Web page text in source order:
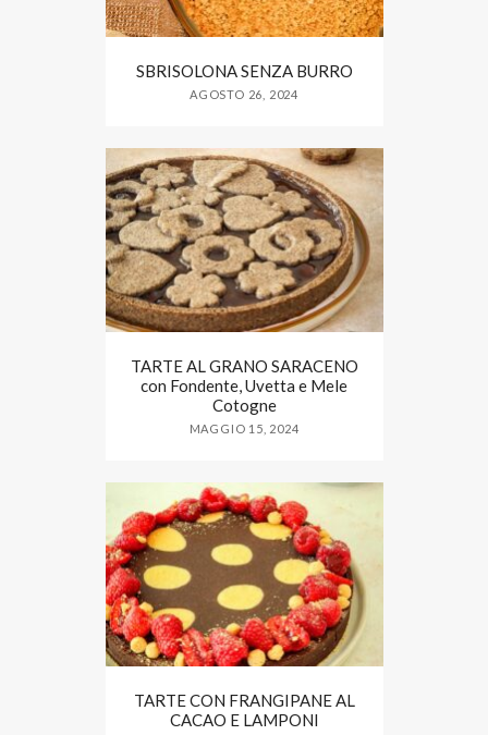
SBRISOLONA SENZA BURRO
AGOSTO 26, 2024
TARTE AL GRANO SARACENO
con Fondente, Uvetta e Mele
Cotogne
MAGGIO 15, 2024
TARTE CON FRANGIPANE AL
CACAO E LAMPONI